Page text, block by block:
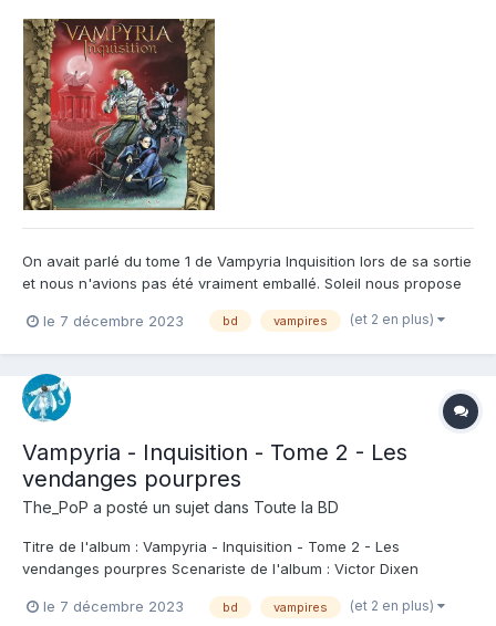
On avait parlé du tome 1 de Vampyria Inquisition lors de sa sortie
et nous n'avions pas été vraiment emballé. Soleil nous propose
Bon point déjà, le tome fait 80 pages, ce qui laisse aux auteurs
le 7 décembre 2023 bd vampires (et 2 en plus)
Vampyria - Inquisition - Tome 2 - Les
vendanges pourpres
The_PoP a posté un sujet dans Toute la BD
Titre de l'album : Vampyria - Inquisition - Tome 2 - Les
vendanges pourpres Scenariste de l'album : Victor Dixen
Editeur de l'album : Soleil Note : Résumé de l'album : Chaque
le 7 décembre 2023 bd vampires (et 2 en plus)